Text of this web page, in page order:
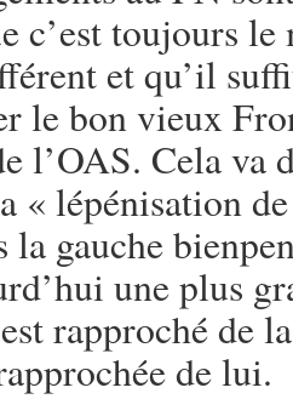
c’est toujours
et qu’il
le bon vieux
l’OAS. Cela va
« lépénisation
la gauche
une plus
rapproché de
de lui.